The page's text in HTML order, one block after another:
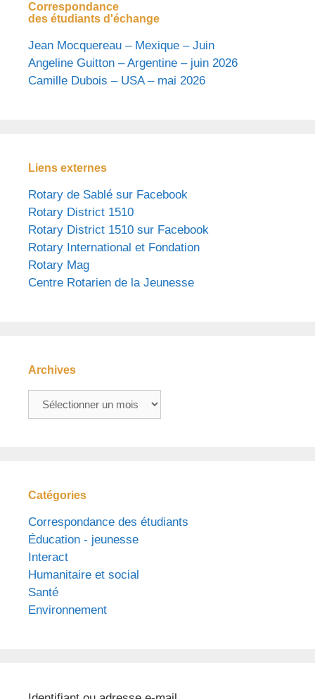
Correspondance
des étudiants d'échange
Jean Mocquereau – Mexique – Juin
Angeline Guitton – Argentine – juin 2026
Camille Dubois – USA – mai 2026
Liens externes
Rotary de Sablé sur Facebook
Rotary District 1510
Rotary District 1510 sur Facebook
Rotary International et Fondation
Rotary Mag
Centre Rotarien de la Jeunesse
Archives
Archives
Catégories
Correspondance des étudiants
Éducation - jeunesse
Interact
Humanitaire et social
Santé
Environnement